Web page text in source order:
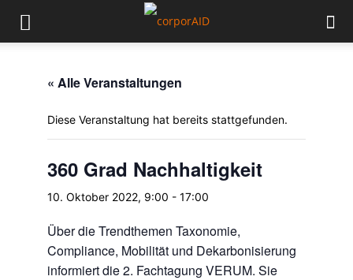
« Alle Veranstaltungen
Diese Veranstaltung hat bereits stattgefunden.
360 Grad Nachhaltigkeit
10. Oktober 2022, 9:00 - 17:00
Über die Trendthemen Taxonomie,
Compliance, Mobilität und Dekarbonisierung
informiert die 2. Fachtagung VERUM. Sie